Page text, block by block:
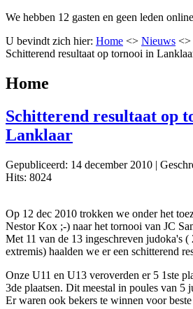
We hebben 12 gasten en geen leden online
U bevindt zich hier: Home <> Nieuws <>
Schitterend resultaat op tornooi in
Home
Schitterend resultaat op
Lanklaar
Gepubliceerd: 14 december 2010 |
Hits: 8024
Op 12 dec 2010 trokken we onder het
Nestor Kox ;-) naar het tornooi van JC
Met 11 van de 13 ingeschreven judoka's
extremis) haalden we er een schitterend
Onze U11 en U13 veroverden er 5 1ste
3de plaatsen. Dit meestal in poules van 5
Er waren ook bekers te winnen voor